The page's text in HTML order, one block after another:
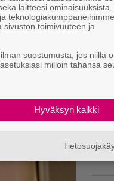
sopivasti
Wolf
laitteesi
teknologiakumppaneihimme
sivuston toimivuuteen ja
suostumusta, jos niillä
milloin tahansa
Hyväksyn kaikki